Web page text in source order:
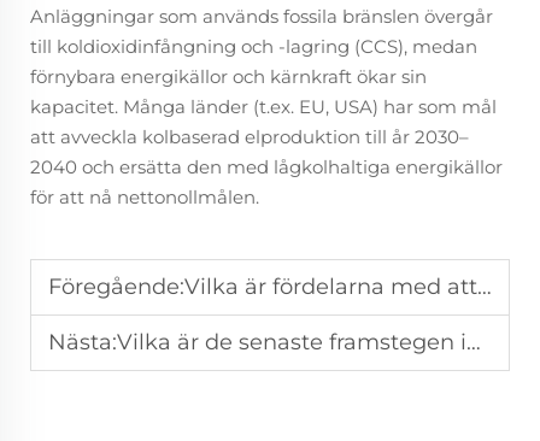
Anläggningar som används fossila bränslen övergår
till koldioxidinfångning och -lagring (CCS), medan
förnybara energikällor och kärnkraft ökar sin
kapacitet. Många länder (t.ex. EU, USA) har som mål
att avveckla kolbaserad elproduktion till år 2030–
2040 och ersätta den med lågkolhaltiga energikällor
för att nå nettonollmålen.
Föregående:Vilka är fördelarna med att använda naturgas vid elproduktion?
Nästa:Vilka är de senaste framstegen inom elproduktionsteknik?